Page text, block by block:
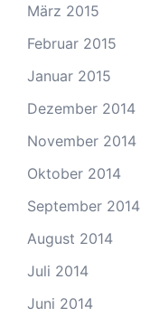
März 2015
Februar 2015
Januar 2015
Dezember 2014
November 2014
Oktober 2014
September 2014
August 2014
Juli 2014
Juni 2014